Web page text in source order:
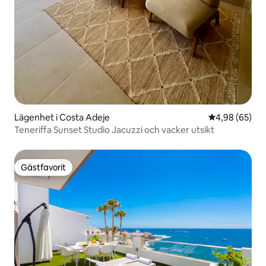
Lägenhet i Costa Adeje 4,98 av 5 i
4,98 (65)
Teneriffa Sunset Studio Jacuzzi och vacker utsikt
Gästfavorit
Gästfavorit